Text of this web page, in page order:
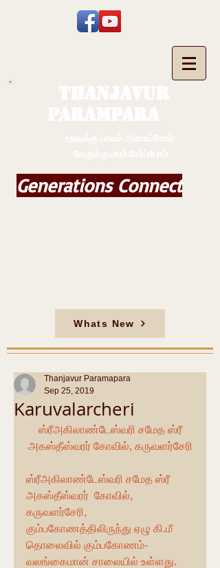
Generations Connect
Whats New
Karuvalarcheri
Thanjavur Paramapara
Sep 25, 2019
அகஸ்தீஸ்வரர் கோவில், கருவளர்சேரி
ஸ்ரீஅகிலாண்டேஸ்வரி சமேத ஸ்ரீ
அகஸ்தீஸ்வரர்  கோவில்,
கருவளர்சேரி,
கும்பகோணத்திலிருந்து ஏழு கி.மீ
தொலைவில் கும்பகோணம்-
வலங்கைமான் சாலையில் உள்ளது.